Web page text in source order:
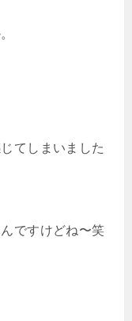
てしまいました
ですけどね〜笑